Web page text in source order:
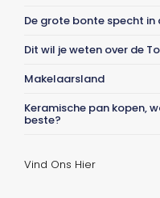
De grote bonte specht in
Dit wil je weten over de
Makelaarsland
Keramische pan kopen,
beste?
Vind Ons Hier